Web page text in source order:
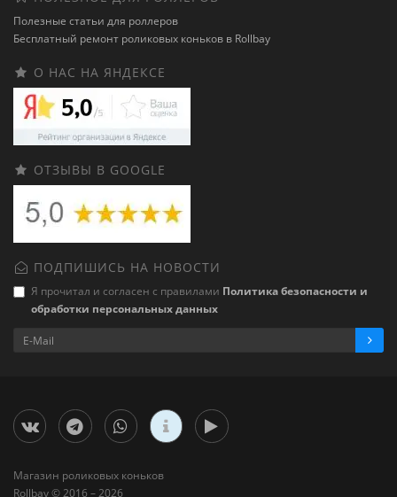
Полезные статьи для роллеров
Бесплатный ремонт роликовых коньков в Rollbay
О НАС НА ЯНДЕКСЕ
ОТЗЫВЫ В GOOGLE
ПОДПИШИСЬ НА НОВОСТИ
Я прочитал и согласен с правилами Политика безопасности и
обработки персональных данных
Магазин роликовых коньков
Rollbay © 2016 – 2026